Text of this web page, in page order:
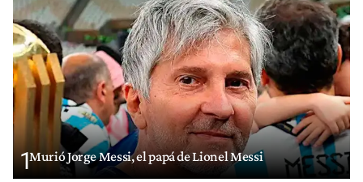
1Murió Jorge Messi, el papá de Lionel Messi